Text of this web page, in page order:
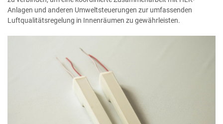
Anlagen und anderen Umweltsteuerungen zur umfassenden
Luftqualitätsregelung in Innenräumen zu gewährleisten.